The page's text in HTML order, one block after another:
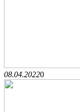
08.04.20220